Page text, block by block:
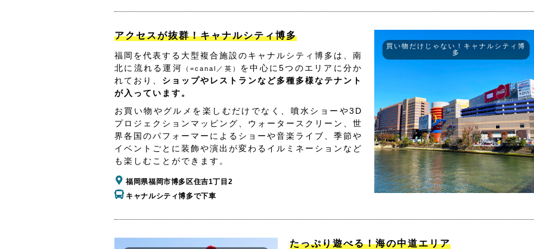
アクセスが抜群！キャナルシティ博多
福岡を代表する大型複合施設のキャナルシティ博多は、南
北に流れる運河
（=canal／英） を中心に5つのエリアに分か
れており、 ショップやレストランなど多種多様なテナント
が入っています。
お買い物やグルメを楽しむだけでなく、噴水ショーや3D
プロジェクションマッピング、ウォータースクリーン、世
界各国のパフォーマーによるショーや音楽ライブ、季節や
イベントごとに装飾や演出が変わるイルミネーションなど
も楽しむことができます。
福岡県福岡市博多区住吉1丁目2
キャナルシティ博多で下車
買い物だけじゃない！キャナルシティ博
多
たっぷり遊べる！海の中道エリア